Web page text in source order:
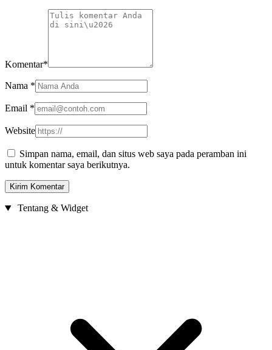
Komentar*
Nama *
Email *
Website
Simpan nama, email, dan situs web saya pada peramban ini
untuk komentar saya berikutnya.
Tentang & Widget